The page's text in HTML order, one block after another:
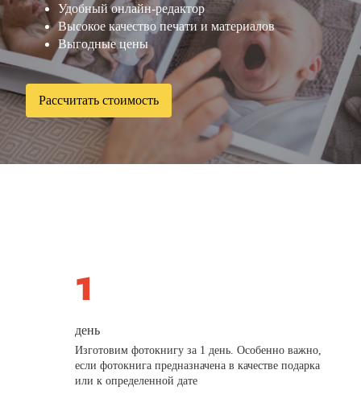
Удобный онлайн-редактор
Высокое качество печати и материалов
Выгодные цены
Рассчитать стоимость
день
Изготовим фотокнигу за 1 день. Особенно важно,
если фотокнига предназначена в качестве подарка
или к определенной дате